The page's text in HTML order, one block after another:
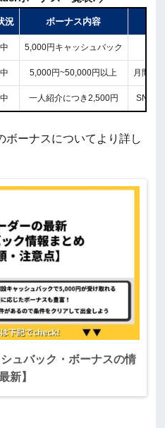
況 ボーナス内容
5,000円キャッシュバック
5,000円~50,000円以上 月間で
一人紹介につき2,500円 SNSや
ボーナスについてより詳し
ュバック・ボーナスの情
新】